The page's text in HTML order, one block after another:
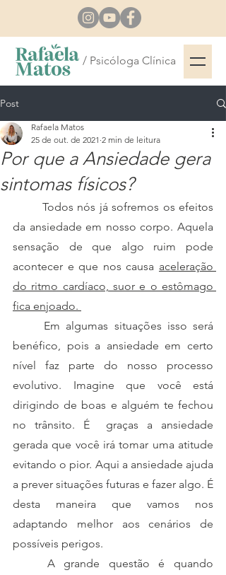
/ Psicóloga Clínica
Post
Por que a Ansiedade gera
sintomas físicos?
Rafaela Matos
25 de out. de 2021 2 min de leitura
da ansiedade em nosso corpo. Aquela
sensação de que algo ruim pode
acontecer e que nos causa aceleração
do ritmo cardíaco, suor e o estômago
benéfico, pois a ansiedade em certo
nível faz parte do nosso processo
evolutivo. Imagine que você está
dirigindo de boas e alguém te fechou
no trânsito. É  graças a ansiedade
gerada que você irá tomar uma atitude
evitando o pior. Aqui a ansiedade ajuda
a prever situações futuras e fazer algo. É
desta maneira que vamos nos
adaptando melhor aos cenários de
possíveis perigos.